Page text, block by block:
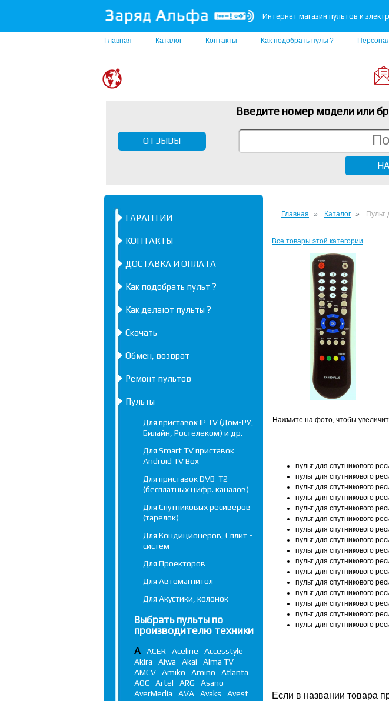
Интернет магазин пультов и
Главная Каталог Контакты Как подобрать пульт?
Введите номер модели или
ОТЗЫВЫ
Главная Каталог Пульт
Все товары этой категории
Нажмите на фото, чтобы
пульт для спутникового
пульт для спутникового
пульт для спутникового
пульт для спутникового
пульт для спутникового
пульт для спутникового
пульт для спутникового
пульт для спутникового
пульт для спутникового
пульт для спутникового
пульт для спутникового
пульт для спутникового
пульт для спутникового
пульт для спутникового
пульт для спутникового
пульт для спутникового
Если в названии товара
ГАРАНТИИ
КОНТАКТЫ
ДОСТАВКА И ОПЛАТА
Как подобрать пульт ?
Как делают пульты ?
Скачать
Обмен, возврат
Ремонт пультов
Пульты
Для приставок IP TV (Дом-РУ,
Билайн, Ростелеком) и др.
Для Smart TV приставок
Android TV Box
Для приставок DVB-T2
(бесплатных цифр. каналов)
Для Спутниковых ресиверов
(тарелок)
Для Кондиционеров, Сплит -
систем
Для Проекторов
Для Автомагнитол
Для Акустики, колонок
Выбрать пульты по
производителю техники
A ACER Aceline
Accesstyle
Akira
Aiwa Akai
Alma TV
AMCV
Amiko Amino
Atlanta
AOC
Artel ARG
Asano
AverMedia
AVA Avaks Avest